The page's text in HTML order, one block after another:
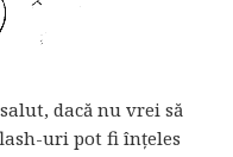
dacă nu vrei să
uri pot fi înțeles